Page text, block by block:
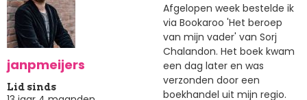
janpmeijers
Lid sinds
Afgelopen week bestelde ik
via Bookaroo 'Het beroep
van mijn vader' van Sorj
Chalandon. Het boek kwam
een dag later en was
verzonden door een
boekhandel uit mijn regio.